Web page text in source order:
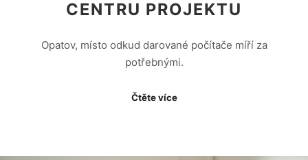
CENTRU PROJEKTU
Opatov, místo odkud darované počítače míří za
potřebnými.
Čtěte více